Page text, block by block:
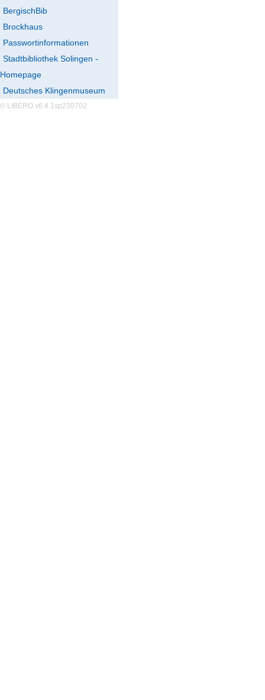
BergischBib
Brockhaus
Passwortinformationen
Stadtbibliothek Solingen -
Homepage
Deutsches Klingenmuseum
© LIBERO v6.4.1sp230702